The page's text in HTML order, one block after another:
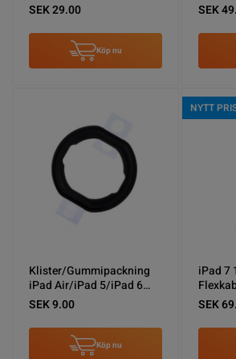
SEK 29.00
Köp nu
SEK
Klister/Gummipackning
iPad Air/iPad 5/iPad 6
Hemknapp
SEK 9.00
Köp nu
NYTT
iPad 7
SEK